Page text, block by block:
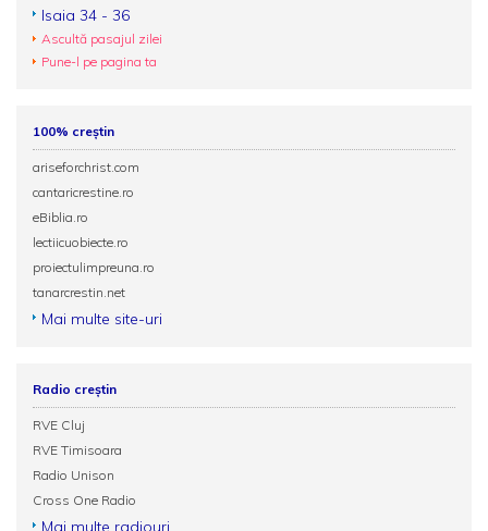
Isaia 34 - 36
Ascultă pasajul zilei
Pune-l pe pagina ta
100% creștin
ariseforchrist.com
cantaricrestine.ro
eBiblia.ro
lectiicuobiecte.ro
proiectulimpreuna.ro
tanarcrestin.net
Mai multe site-uri
Radio creștin
RVE Cluj
RVE Timisoara
Radio Unison
Cross One Radio
Mai multe radiouri